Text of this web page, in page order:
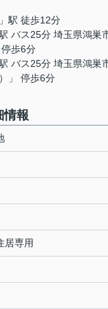
」駅 徒歩12分
駅 バス25分 埼玉県鴻巣
停歩6分
駅 バス25分 埼玉県鴻巣
」 停歩6分
情報
居専用